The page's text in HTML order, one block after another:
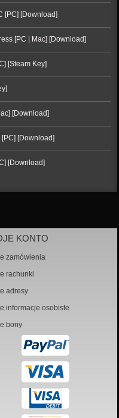
[PC] [Download]
[PC | Mac] [Download]
[Steam Key]
[Download]
[Download]
[Download]
KONTO
zamówienia
rachunki
adresy
informacje osobiste
bony